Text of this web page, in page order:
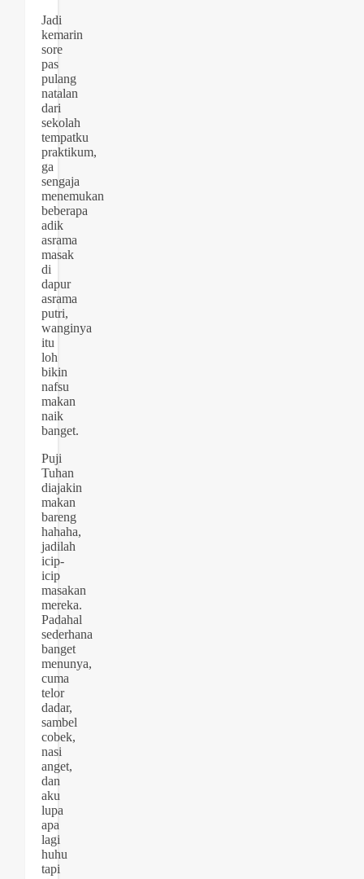
Jadi
kemarin
sore
pas
pulang
natalan
dari
sekolah
tempatku
praktikum,
ga
sengaja
menemukan
beberapa
adik
asrama
masak
di
dapur
asrama
putri,
wanginya
itu
loh
bikin
nafsu
makan
naik
banget.
Puji
Tuhan
diajakin
makan
bareng
hahaha,
jadilah
icip-
icip
masakan
mereka.
Padahal
sederhana
banget
menunya,
cuma
telor
dadar,
sambel
cobek,
nasi
anget,
dan
aku
lupa
apa
lagi
huhu
tapi